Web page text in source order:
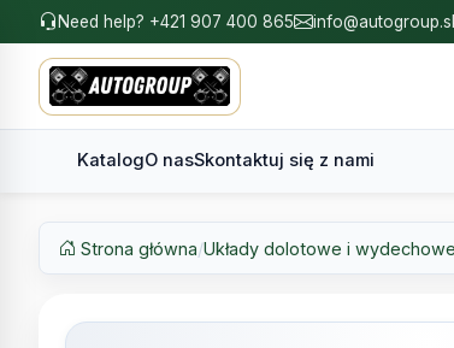
Need help? +421 907 400 865
KatalogO nasSkontaktuj się z nami
Strona główna/Układy dolotowe i wydechowe